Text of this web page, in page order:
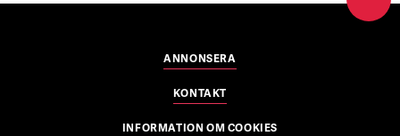
ANNONSERA
KONTAKT
INFORMATION OM COOKIES